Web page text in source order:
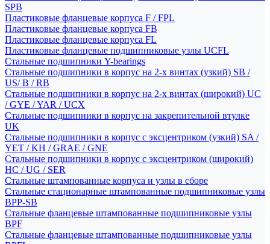
SPB
Пластиковые фланцевые корпуса F / FPL
Пластиковые фланцевые корпуса FB
Пластиковые фланцевые корпуса FL
Пластиковые фланцевые подшипниковые узлы UCFL
Стальные подшипники Y-bearings
Стальные подшипники в корпус на 2-х винтах (узкий) SB /
US/ B / RB
Стальные подшипники в корпус на 2-х винтах (широкий) UC
/ GYE / YAR / UCX
Стальные подшипники в корпус на закрепительной втулке
UK
Стальные подшипники в корпус с эксцентриком (узкий) SA /
YET / KH / GRAE / GNE
Стальные подшипники в корпус с эксцентриком (широкий)
HC / UG / SER
Стальные штампованные корпуса и узлы в сборе
Стальные стационарные штампованные подшипниковые узлы
BPP-SB
Стальные фланцевые штампованные подшипниковые узлы
BPF
Стальные фланцевые штампованные подшипниковые узлы